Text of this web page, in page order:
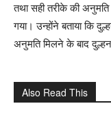
तथा सही तरीके की
गया। उन्होंने बताया कि
अनुमति मिलने के बाद
Also Read This